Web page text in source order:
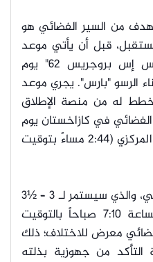
من السير الفضائي هو
قبل أن يأتي موعد
إرساء سفينة الحمولة "آي إس إس بروجريس 62" يوم
الرسو "بارس". يجري موعد
له من منصة الإطلاق
الفضائي في كازاخستان يوم
الإثنين 2:44 صباحاً بالتوقيت المركزي (2:44 مساءً بتوقيت
تمت جدولة هذا السير الفضائي، والذي سيستمر لـ 3 – ½3
ساعات، ليبدأ يوم الإثنين الساعة 7:10 صباحاً بالتوقيت
معرض للاختلاف؛ ذلك
من جهوزية بذلته